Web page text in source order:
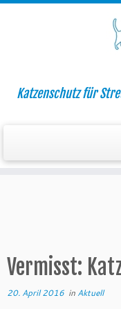
InhaltKatzenschutz für
Startseite » Aktuell »
Vermisst:
20. April 2016 in Aktuell